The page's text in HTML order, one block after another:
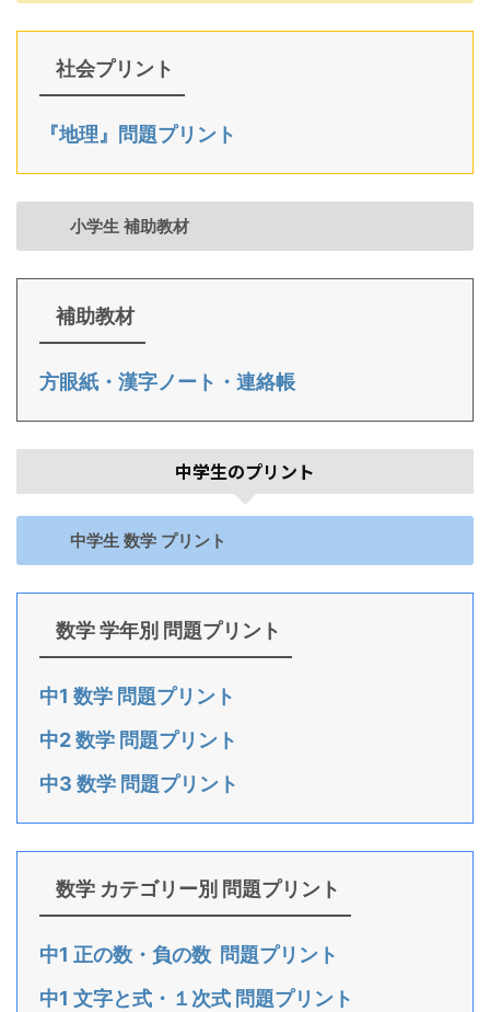
社会プリント
『地理』問題プリント
小学生 補助教材
補助教材
方眼紙・漢字ノート・連絡帳
中学生のプリント
中学生 数学 プリント
数学 学年別 問題プリント
中1 数学 問題プリント
中2 数学 問題プリント
中3 数学 問題プリント
数学 カテゴリー別 問題プリント
中1 正の数・負の数 問題プリント
中1 文字と式・１次式 問題プリント